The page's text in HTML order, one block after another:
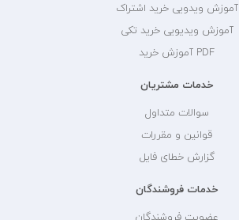
آموزش ویدویی خرید اشتراک
آموزش ویدیویی خرید تکی
PDF آموزش خرید
خدمات مشتریان
سوالات متداول
قوانین و مقررات
گزارش خطای فایل
خدمات فروشندگان